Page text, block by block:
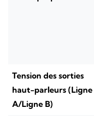
Tension des sorties
haut-parleurs (Ligne
A/Ligne B)